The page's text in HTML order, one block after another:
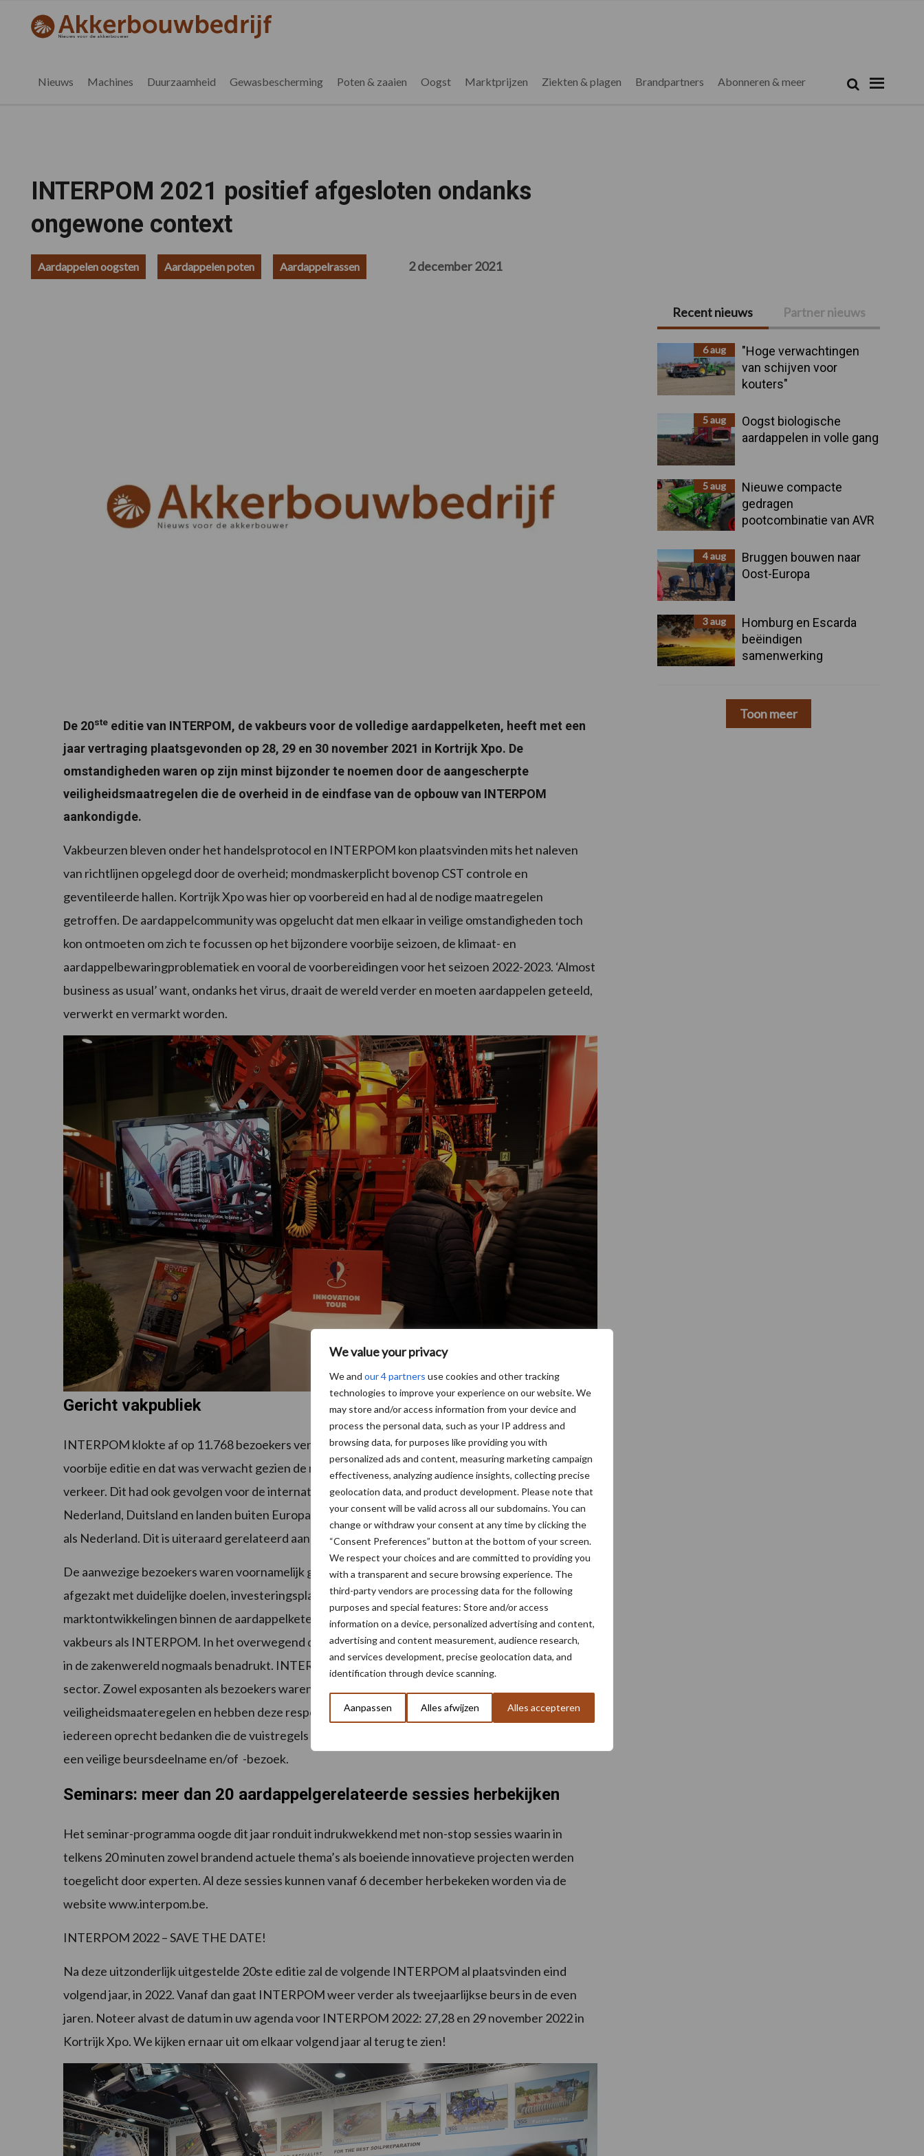
We value your privacy
We and our 4 partners use cookies and other tracking
technologies to improve your experience on our website. We
may store and/or access information from your device and
process the personal data, such as your IP address and
browsing data, for purposes like providing you with
personalized ads and content, measuring marketing campaign
effectiveness, analyzing audience insights, collecting precise
geolocation data, and product development. Please note that
your consent will be valid across all our subdomains. You can
change or withdraw your consent at any time by clicking the
“Consent Preferences” button at the bottom of your screen.
We respect your choices and are committed to providing you
with a transparent and secure browsing experience. The
third-party vendors are processing data for the following
purposes and special features: Store and/or access
information on a device, personalized advertising and content,
advertising and content measurement, audience research,
and services development, precise geolocation data, and
identification through device scanning.
Aanpassen Alles afwijzen Alles accepteren
hoofdnavigatie
eerste
voettekst
akkerbouwbedrijf.nl
Nieuws Machines Duurzaamheid Gewasbescherming Poten & zaaien Oogst Marktprijzen Ziekten & plagen Brandpartners Abonneren & meer Zoek
INTERPOM 2021 positief afgesloten ondanks
ongewone context
Aardappelen oogsten Aardappelen poten Aardappelrassen 2 december 2021
De 20ste editie van INTERPOM, de vakbeurs voor de volledige aardappelketen, heeft met een
jaar vertraging plaatsgevonden op 28, 29 en 30 november 2021 in Kortrijk Xpo. De
omstandigheden waren op zijn minst bijzonder te noemen door de aangescherpte
veiligheidsmaatregelen die de overheid in de eindfase van de opbouw van INTERPOM
aankondigde.
Vakbeurzen bleven onder het handelsprotocol en INTERPOM kon plaatsvinden mits het naleven
van richtlijnen opgelegd door de overheid; mondmaskerplicht bovenop CST controle en
geventileerde hallen. Kortrijk Xpo was hier op voorbereid en had al de nodige maatregelen
getroffen. De aardappelcommunity was opgelucht dat men elkaar in veilige omstandigheden toch
kon ontmoeten om zich te focussen op het bijzondere voorbije seizoen, de klimaat- en
aardappelbewaringproblematiek en vooral de voorbereidingen voor het seizoen 2022-2023. ‘Almost
business as usual’ want, ondanks het virus, draait de wereld verder en moeten aardappelen geteeld,
verwerkt en vermarkt worden.
Gericht vakpubliek
INTERPOM klokte af op 11.768 bezoekers verspreid over de drie dagen. Minder bezoekers dan de
voorbije editie en dat was verwacht gezien de maatregelen, quarantaines en moeilijk internationaal
verkeer. Dit had ook gevolgen voor de internationale aanwezigheid; er waren minder bezoekers uit
Nederland, Duitsland en landen buiten Europa. Frankrijk was deze keer evenveel vertegenwoordigd
als Nederland. Dit is uiteraard gerelateerd aan de strengere covidmaatregelen die gelden in elk land.
De aanwezige bezoekers waren voornamelijk gerichte vakmensen die naar INTERPOM waren
afgezakt met duidelijke doelen, investeringsplannen en de wil om zich te informeren over de laatste
marktontwikkelingen binnen de aardappelketen. Dit is ook in de eerste plaats de doelstelling van een
vakbeurs als INTERPOM. In het overwegend digitale covid-tijdperk is het belang van fysiek contact
in de zakenwereld nogmaals benadrukt. INTERPOM was een blij terugzien met alle spelers uit de
sector. Zowel exposanten als bezoekers waren zich bewust van het belang van de
veiligheidsmaateregelen en hebben deze respectvol nageleefd. De organisatie van INTERPOM wil
iedereen oprecht bedanken die de vuistregels goed heeft opgevolgd en zo mee heeft gezorgd voor
een veilige beursdeelname en/of -bezoek.
Seminars: meer dan 20 aardappelgerelateerde sessies herbekijken
Het seminar-programma oogde dit jaar ronduit indrukwekkend met non-stop sessies waarin in
telkens 20 minuten zowel brandend actuele thema’s als boeiende innovatieve projecten werden
toegelicht door experten. Al deze sessies kunnen vanaf 6 december herbekeken worden via de
website www.interpom.be.
INTERPOM 2022 – SAVE THE DATE!
Na deze uitzonderlijk uitgestelde 20ste editie zal de volgende INTERPOM al plaatsvinden eind
volgend jaar, in 2022. Vanaf dan gaat INTERPOM weer verder als tweejaarlijkse beurs in de even
jaren. Noteer alvast de datum in uw agenda voor INTERPOM 2022: 27,28 en 29 november 2022 in
Kortrijk Xpo. We kijken ernaar uit om elkaar volgend jaar al terug te zien!
Primaire
Sidebar
Recent nieuws Partner nieuws
6 aug
"Hoge verwachtingen
van schijven voor
kouters"
5 aug
Oogst biologische
aardappelen in volle gang
5 aug
Nieuwe compacte
gedragen
pootcombinatie van AVR
4 aug
Bruggen bouwen naar
Oost-Europa
3 aug
Homburg en Escarda
beëindigen
samenwerking
Toon meer